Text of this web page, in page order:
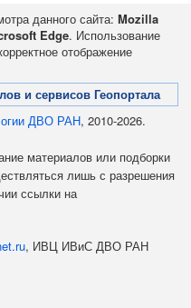
данного сайта: Mozilla
Edge. Использование
отображение
и сервисов Геопортала
ДВО РАН, 2010-2026.
материалов или подборки
лишь с разрешения
ссылки на
, ИВЦ ИВиС ДВО РАН